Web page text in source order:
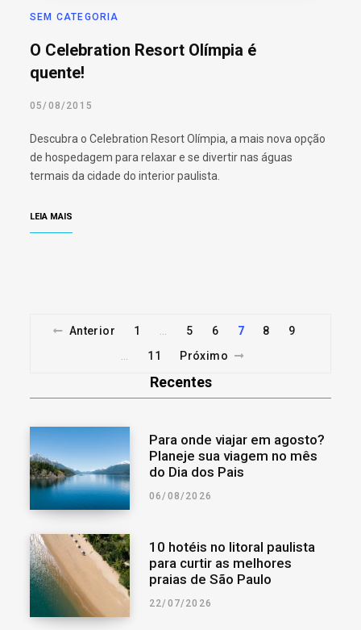
SEM CATEGORIA
O Celebration Resort Olímpia é
quente!
05/08/2015
Descubra o Celebration Resort Olímpia, a mais nova opção
de hospedagem para relaxar e se divertir nas águas
termais da cidade do interior paulista.
LEIA MAIS
Anterior 1 5 6 7 8 9
11 Próximo
Recentes
Para onde viajar em agosto?
Planeje sua viagem no mês
do Dia dos Pais
06/08/2026
10 hotéis no litoral paulista
para curtir as melhores
praias de São Paulo
22/07/2026